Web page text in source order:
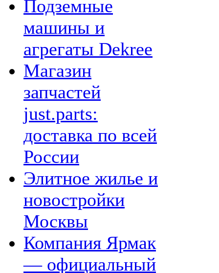
Подземные
машины и
агрегаты Dekree
Магазин
запчастей
just.parts:
доставка по всей
России
Элитное жилье и
новостройки
Москвы
Компания Ярмак
— официальный